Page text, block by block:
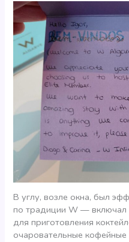
В углу, возле окна, был
по традиции W — включал
для приготовления
очаровательные кофейные